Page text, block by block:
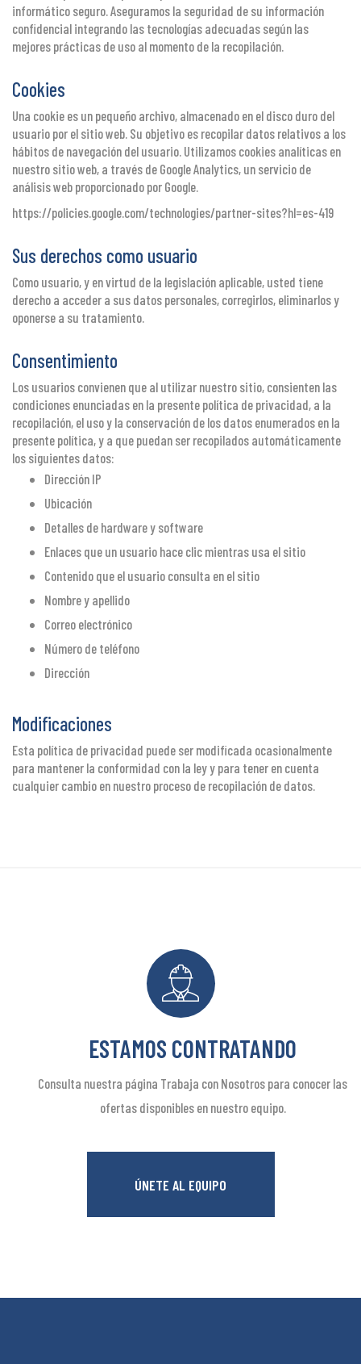
informático seguro. Aseguramos la seguridad de su información
confidencial integrando las tecnologías adecuadas según las
mejores prácticas de uso al momento de la recopilación.
Cookies
Una cookie es un pequeño archivo, almacenado en el disco duro del
usuario por el sitio web. Su objetivo es recopilar datos relativos a los
hábitos de navegación del usuario. Utilizamos cookies analíticas en
nuestro sitio web, a través de Google Analytics, un servicio de
análisis web proporcionado por Google.
https://policies.google.com/technologies/partner-sites?hl=es-419
Sus derechos como usuario
Como usuario, y en virtud de la legislación aplicable, usted tiene
derecho a acceder a sus datos personales, corregirlos, eliminarlos y
oponerse a su tratamiento.
Consentimiento
Los usuarios convienen que al utilizar nuestro sitio, consienten las
condiciones enunciadas en la presente política de privacidad, a la
recopilación, el uso y la conservación de los datos enumerados en la
presente política, y a que puedan ser recopilados automáticamente
los siguientes datos:
Dirección IP
Ubicación
Detalles de hardware y software
Enlaces que un usuario hace clic mientras usa el sitio
Contenido que el usuario consulta en el sitio
Nombre y apellido
Correo electrónico
Número de teléfono
Dirección
Modificaciones
Esta política de privacidad puede ser modificada ocasionalmente
para mantener la conformidad con la ley y para tener en cuenta
cualquier cambio en nuestro proceso de recopilación de datos.
ESTAMOS CONTRATANDO
Consulta nuestra página Trabaja con Nosotros para conocer las
ofertas disponibles en nuestro equipo.
ÚNETE AL EQUIPO